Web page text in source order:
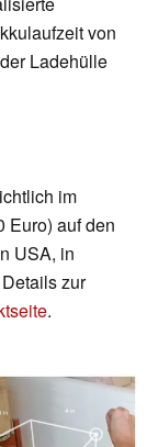
von
Ladehülle
im
Euro) auf den
USA, in
zur
.